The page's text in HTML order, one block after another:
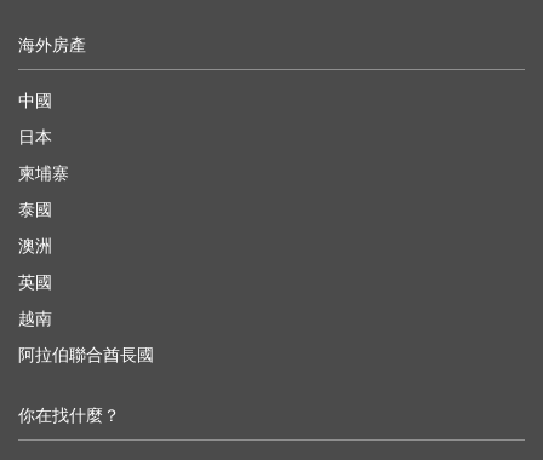
海外房產
中國
日本
柬埔寨
泰國
澳洲
英國
越南
阿拉伯聯合酋長國
你在找什麼？